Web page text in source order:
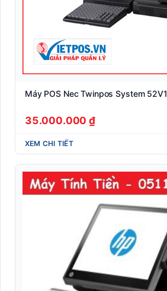
Máy POS Nec Twinpos System 52V1
35.000.000 ₫
XEM CHI TIẾT